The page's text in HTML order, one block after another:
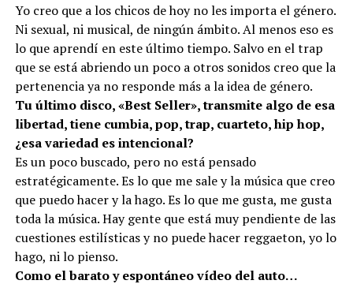
Yo creo que a los chicos de hoy no les importa el género.
Ni sexual, ni musical, de ningún ámbito. Al menos eso es
lo que aprendí en este último tiempo. Salvo en el trap
que se está abriendo un poco a otros sonidos creo que la
pertenencia ya no responde más a la idea de género.
Tu último disco, «Best Seller», transmite algo de esa
libertad, tiene cumbia, pop, trap, cuarteto, hip hop,
¿esa variedad es intencional?
Es un poco buscado, pero no está pensado
estratégicamente. Es lo que me sale y la música que creo
que puedo hacer y la hago. Es lo que me gusta, me gusta
toda la música. Hay gente que está muy pendiente de las
cuestiones estilísticas y no puede hacer reggaeton, yo lo
hago, ni lo pienso.
Como el barato y espontáneo vídeo del auto…